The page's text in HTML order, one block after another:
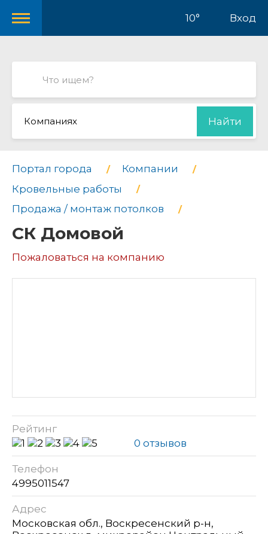
10° Вход
Компаниях Найти
Портал города
Компании
Кровельные работы
Продажа / монтаж потолков
СК Домовой
Пожаловаться на компанию
Рейтинг
0 отзывов
Телефон
4995011547
Адрес
Московская обл., Воскресенский р-н,